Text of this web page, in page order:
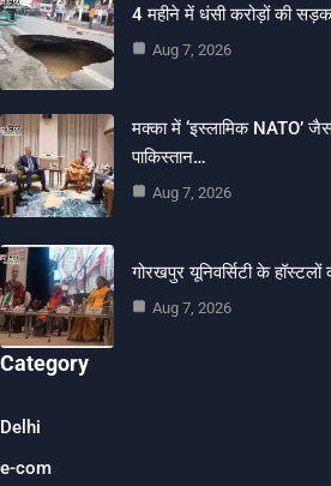
4 महीने में धंसी करोड़ों की
Aug 7, 2026
मक्का में ‘इस्लामिक NATO’
पाकिस्तान…
Aug 7, 2026
गोरखपुर यूनिवर्सिटी के
Aug 7, 2026
Category
Delhi
e-com